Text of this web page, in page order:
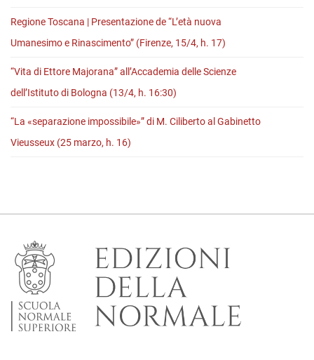
Regione Toscana | Presentazione de “L’età nuova
Umanesimo e Rinascimento” (Firenze, 15/4, h. 17)
“Vita di Ettore Majorana” all’Accademia delle Scienze
dell’Istituto di Bologna (13/4, h. 16:30)
“La «separazione impossibile»” di M. Ciliberto al Gabinetto
Vieusseux (25 marzo, h. 16)